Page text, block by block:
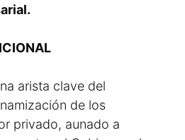
arista clave del
de los
privado, aunado a